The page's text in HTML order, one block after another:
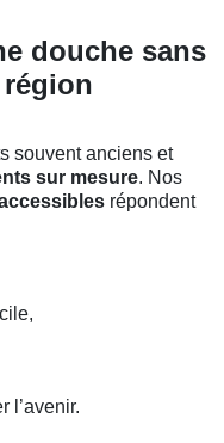
douche sans
région
souvent anciens et
sur mesure. Nos
répondent
l’avenir.